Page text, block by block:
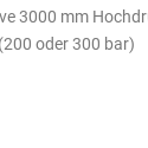
3000 mm
oder 300 bar)